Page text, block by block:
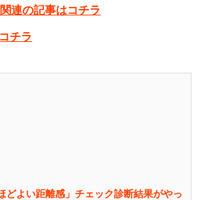
連の記事はコチラ
チラ
どよい距離感」チェック診断結果がやっ